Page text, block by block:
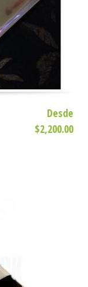
Desde
$2,200.00